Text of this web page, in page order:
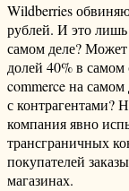
Wildberries
рублей. И это лишь
самом деле?
долей 40% в самом
commerce на самом
с контрагентами?
компания явно
трансграничных
покупателей
магазинах.